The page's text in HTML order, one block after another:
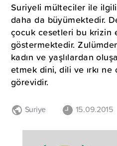
Suriyeli mülteciler ile
daha da büyümektedir.
çocuk cesetleri bu krizin
göstermektedir.
kadın ve yaşlılardan
etmek dini, dili ve ırkı ne
görevidir.
Suriye 15.09.2015